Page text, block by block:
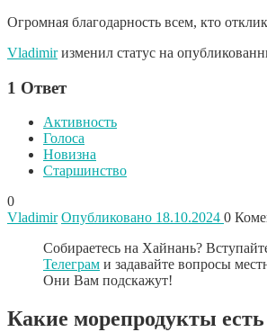
Огромная благодарность всем, кто
Vladimirизменил статус на
1 Ответ
Активность
Голоса
Новизна
Старшинство
0
Vladimir Опубликовано 18.10.2024 0
Собираетесь на Хайнань?
Телеграм и задавайте вопросы
Они Вам подскажут!
Какие морепродукты